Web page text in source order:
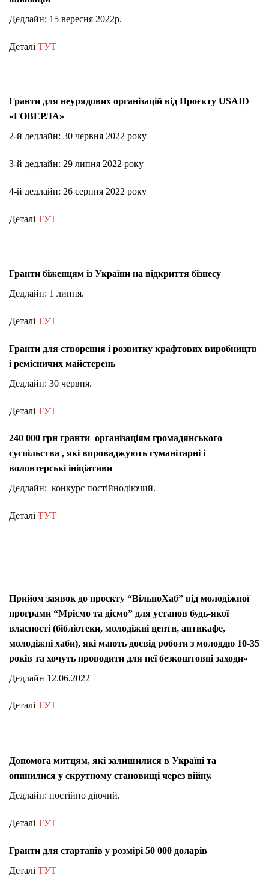
Дедлайн: 15 вересня 2022р.
Деталі ТУТ
Гранти для неурядових організацій від Проєкту USAID
«ГОВЕРЛА»
2-й дедлайн: 30 червня 2022 року
3-й дедлайн: 29 липня 2022 року
4-й дедлайн: 26 серпня 2022 року
Деталі ТУТ
Гранти біженцям із України на відкриття бізнесу
Дедлайн: 1 липня.
Деталі ТУТ
Гранти для створення і розвитку крафтових виробництв
і ремісничих майстерень
Дедлайн: 30 червня.
Деталі ТУТ
240 000 грн гранти організаціям громадянського
суспільства , які впроваджують гуманітарні і
волонтерські ініціативи
Дедлайн: конкурс постійнодіючий.
Деталі ТУТ
Прийом заявок до проєкту “ВільноХаб” від молодіжної
програми “Мріємо та діємо” для установ будь-якої
власності (бібліотеки, молодіжні центи, антикафе,
молодіжні хаби), які мають досвід роботи з молоддю 10-35
років та хочуть проводити для неї безкоштовні заходи»
Дедлайн 12.06.2022
Деталі ТУТ
Допомога митцям, які залишилися в Україні та
опинилися у скрутному становищі через війну.
Дедлайн: постійно діючий.
Деталі ТУТ
Гранти для стартапів у розмірі 50 000 доларів
Деталі ТУТ